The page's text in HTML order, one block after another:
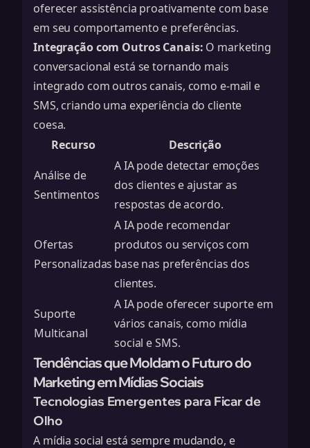
oferecer assistência proativamente com base
em seu comportamento e preferências.
Integração com Outros Canais: O marketing
conversacional está se tornando mais
integrado com outros canais, como e-mail e
SMS, criando uma experiência do cliente
coesa.
Recurso
Descrição
Análise de
Sentimentos
A IA pode detectar emoções
dos clientes e ajustar as
respostas de acordo.
Ofertas
Personalizadas
A IA pode recomendar
produtos ou serviços com
base nas preferências dos
clientes.
Suporte
Multicanal
A IA pode oferecer suporte em
vários canais, como mídia
social e SMS.
Tendências que Moldam o Futuro do
Marketing em Mídias Sociais
Tecnologias Emergentes para Ficar de
Olho
A mídia social está sempre mudando, e